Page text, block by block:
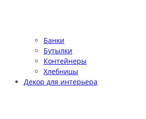
Банки
Бутылки
Контейнеры
Хлебницы
Декор для интерьера